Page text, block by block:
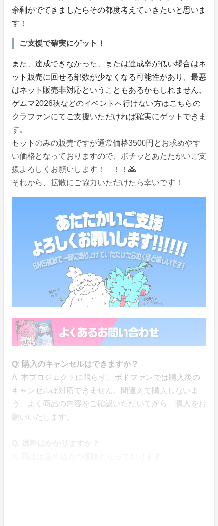
余剰がでてきましたらその都度考えていきたいと思いま
す！
ご支援で確実にゲット！
また、達成できなかった、または達成率が低い場合はネ
ット販売に回せる部数が少なくなる可能性があり、最悪
はネット販売非対応ということもあるかもしれません。
ゲムマ2026秋などのイベントへ行けない方はこちらの
クラファンにてご支援いただければ確実にゲットできま
す。
セットのみの販売ですが通常価格3500円とお求めやす
い価格となっておりますので、ポチッとあたたかいご支
援よろしくお願いします！！！！🙇
それから、拡散にご協力いただけたら幸いです！
Q: 購入のキャンセルはできますか？
A: 本プロジェクトに限らず、ボドファンでは購入後の
キャンセルは対応できません。間違えて購入しないよ
う、よく商品の内容をご確認いただいてから、購入をお
願いいたします。